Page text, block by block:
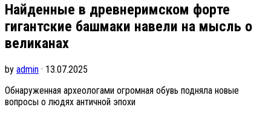
Найденные в древнеримском форте
гигантские башмаки навели на мысль о
великанах
by admin · 13.07.2025
Обнаруженная археологами огромная обувь подняла новые
вопросы о людях античной эпохи